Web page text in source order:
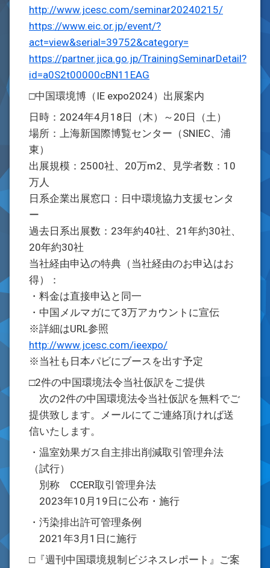
http://www.jcesc.com/seminar20240215/
https://www.eic.or.jp/event/?
act=view&serial=39752&category=
https://partner.jica.go.jp/TrainingSeminarDetail?
id=a0S2t00000cBN11EAG
□中国環境博（IE expo2024）出展案内
日時：2024年4月18日（木）～20日（土）
場所：上海新国際博覧センター（SNIEC、浦
東）
出展規模：2500社、20万m2、見学者数：10
万人
日系企業出展窓口：日中環境協力支援センタ
ー
過去日系出展数：23年約40社、21年約30社、
20年約30社
当社経由申込の特典（当社経由のお申込はお
得）：
・料金は直接申込と同一
・中国メルマガにて3万アカウントに宣伝
※詳細はURL参照
http://www.jcesc.com/ieexpo/
※当社も日本パビにブースを出す予定
□2件の中国環境法令当社仮訳をご提供
次の2件の中国環境法令当社仮訳を無料でご
提供致します。メールにてご連絡頂ければ送
信いたします。
・温室効果ガス自主排出削減取引管理弁法
（試行）
別称 CCER取引管理弁法
2023年10月19日に公布・施行
・汚染排出許可管理条例
2021年3月1日に施行
□『週刊中国環境規制ビジネスレポート』ご案